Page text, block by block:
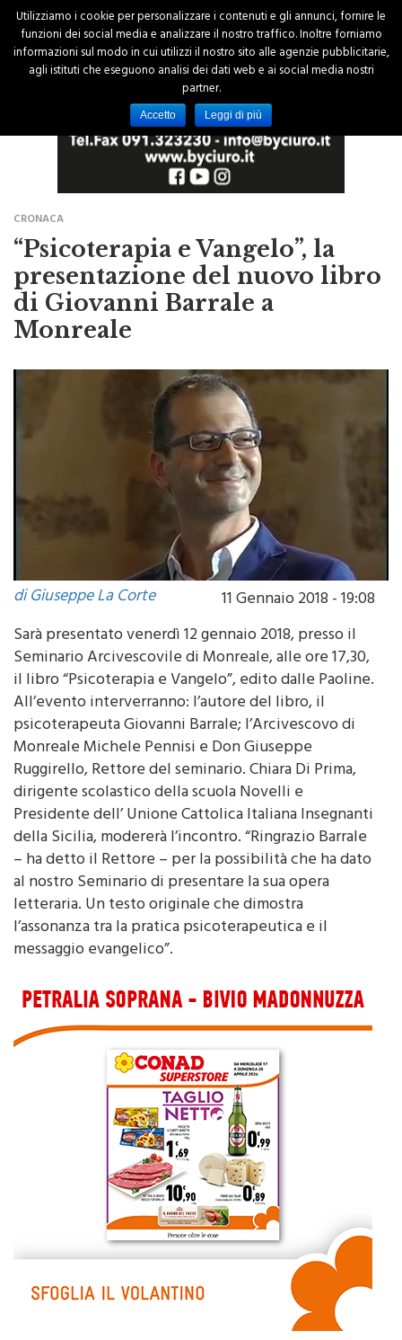
CRONACA
“Psicoterapia e Vangelo”, la
presentazione del nuovo libro
di Giovanni Barrale a
Monreale
di Giuseppe La Corte
11 Gennaio 2018 - 19:08
Sarà presentato venerdì 12 gennaio 2018, presso il
Seminario Arcivescovile di Monreale, alle ore 17,30,
il libro “Psicoterapia e Vangelo”, edito dalle Paoline.
All’evento interverranno: l’autore del libro, il
psicoterapeuta Giovanni Barrale; l’Arcivescovo di
Monreale Michele Pennisi e Don Giuseppe
Ruggirello, Rettore del seminario. Chiara Di Prima,
dirigente scolastico della scuola Novelli e
Presidente dell’ Unione Cattolica Italiana Insegnanti
della Sicilia, modererà l’incontro. “Ringrazio Barrale
– ha detto il Rettore – per la possibilità che ha dato
al nostro Seminario di presentare la sua opera
letteraria. Un testo originale che dimostra
l’assonanza tra la pratica psicoterapeutica e il
messaggio evangelico”.
Utilizziamo i cookie per personalizzare i contenuti e gli annunci, fornire le
funzioni dei social media e analizzare il nostro traffico. Inoltre forniamo
informazioni sul modo in cui utilizzi il nostro sito alle agenzie pubblicitarie,
agli istituti che eseguono analisi dei dati web e ai social media nostri
partner.
Accetto Leggi di più